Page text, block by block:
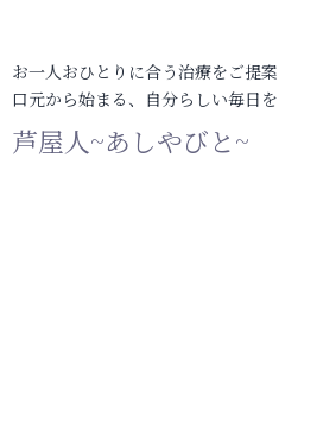
お一人おひとりに合う治療をご提案
口元から始まる、自分らしい毎日を
芦屋人~あしやびと~